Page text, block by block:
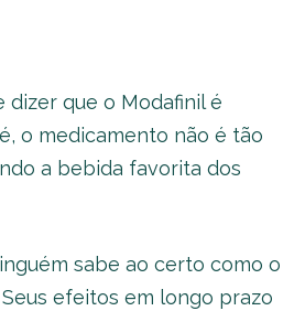
dizer que o Modafinil é
o medicamento não é tão
a bebida favorita dos
sabe ao certo como o
efeitos em longo prazo